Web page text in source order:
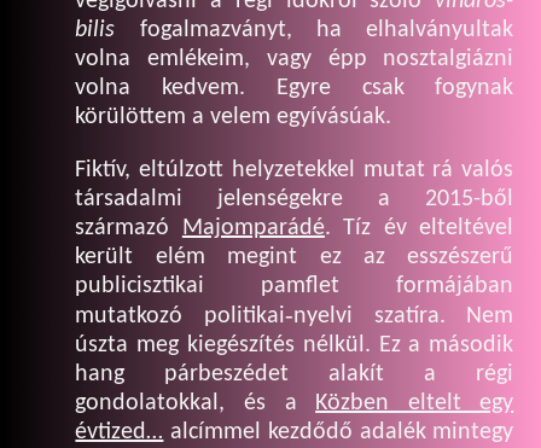
bilis fogalmazványt, ha elhalványultak
volna emlékeim, vagy épp nosztalgiázni
volna kedvem. Egyre csak fogynak
körülöttem a velem egyívásúak.
Fiktív, eltúlzott helyzetekkel mutat rá valós
társadalmi jelenségekre a 2015-ből
származó Majomparádé. Tíz év elteltével
került elém megint ez az esszészerű
publicisztikai pamflet formájában
mutatkozó politikai‑nyelvi szatíra. Nem
úszta meg kiegészítés nélkül. Ez a második
hang párbeszédet alakít a régi
gondolatokkal, és a Közben eltelt egy
évtized… alcímmel kezdődő adalék mintegy